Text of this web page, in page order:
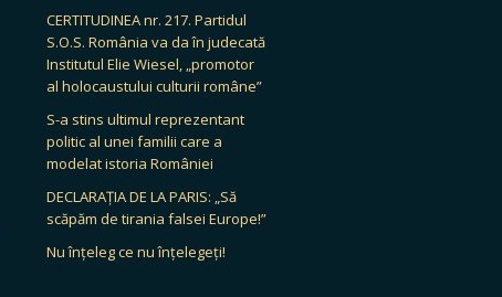
CERTITUDINEA nr. 217. Partidul
S.O.S. România va da în judecată
Institutul Elie Wiesel, „promotor
al holocaustului culturii române”
S-a stins ultimul reprezentant
politic al unei familii care a
modelat istoria României
DECLARAȚIA DE LA PARIS: „Să
scăpăm de tirania falsei Europe!”
Nu înțeleg ce nu înțelegeți!